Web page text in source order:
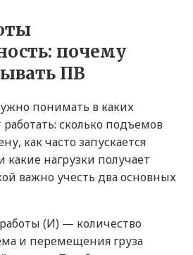
почему
ПВ
понимать в каких
работать: сколько подъемов
как часто запускается
какие нагрузки получает
важно учесть два основных
(И) — количество
и перемещения груза